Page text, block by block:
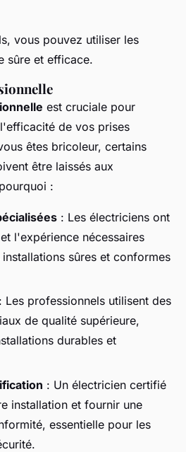
vous pouvez utiliser les
sûre et efficace.
est cruciale pour
de vos prises
êtes bricoleur, certains
être laissés aux
:
: Les électriciens ont
l'expérience nécessaires
sûres et conformes
: Les professionnels utilisent des
de qualité supérieure,
durables et
: Un électricien certifié
installation et fournir une
essentielle pour les